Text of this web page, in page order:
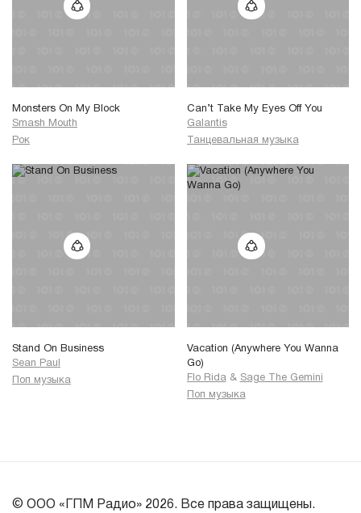
Monsters On My Block
Smash Mouth
Рок
Can’t Take My Eyes Off You
Galantis
Танцевальная музыка
Stand On Business
Sean Paul
Поп музыка
Vacation (Anywhere You Wanna
Go)
Flo Rida & Sage The Gemini
Поп музыка
© ООО «ГПМ Радио» 2026. Все права защищены.